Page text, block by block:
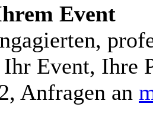
Event
Event, Ihre
Anfragen an